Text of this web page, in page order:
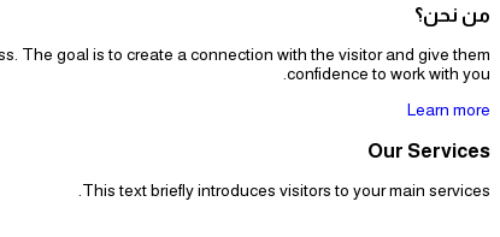
من نحن؟
The goal is to create a connection with the visitor and give them
confidence to work with you.
Learn more
Our Services
This text briefly introduces visitors to your main services.